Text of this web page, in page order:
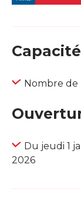
Capacité
Nombre de
Du jeudi 1
2026